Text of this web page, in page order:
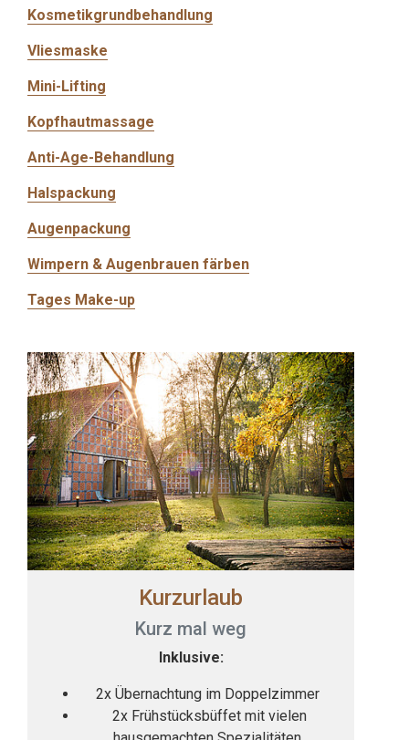
Kosmetikgrundbehandlung
Vliesmaske
Mini-Lifting
Kopfhautmassage
Anti-Age-Behandlung
Halspackung
Augenpackung
Wimpern & Augenbrauen färben
Tages Make-up
Kurzurlaub
Kurz mal weg
Inklusive:
2x Übernachtung im Doppelzimmer
2x Frühstücksbüffet mit vielen